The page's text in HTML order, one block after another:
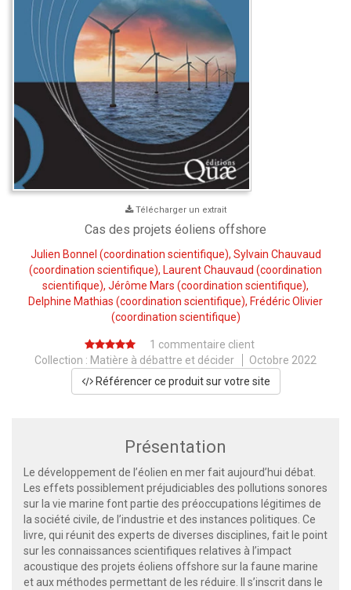
Télécharger un extrait
Cas des projets éoliens offshore
Julien Bonnel (coordination scientifique), Sylvain Chauvaud
(coordination scientifique), Laurent Chauvaud (coordination
scientifique), Jérôme Mars (coordination scientifique),
Delphine Mathias (coordination scientifique), Frédéric Olivier
(coordination scientifique)
1 commentaire client
Collection : Matière à débattre et décider
Octobre 2022
Référencer ce produit sur votre site
Présentation
Le développement de l’éolien en mer fait aujourd’hui débat.
Les effets possiblement préjudiciables des pollutions sonores
sur la vie marine font partie des préoccupations légitimes de
la société civile, de l’industrie et des instances politiques. Ce
livre, qui réunit des experts de diverses disciplines, fait le point
sur les connaissances scientifiques relatives à l’impact
acoustique des projets éoliens offshore sur la faune marine
et aux méthodes permettant de les réduire. Il s’inscrit dans le